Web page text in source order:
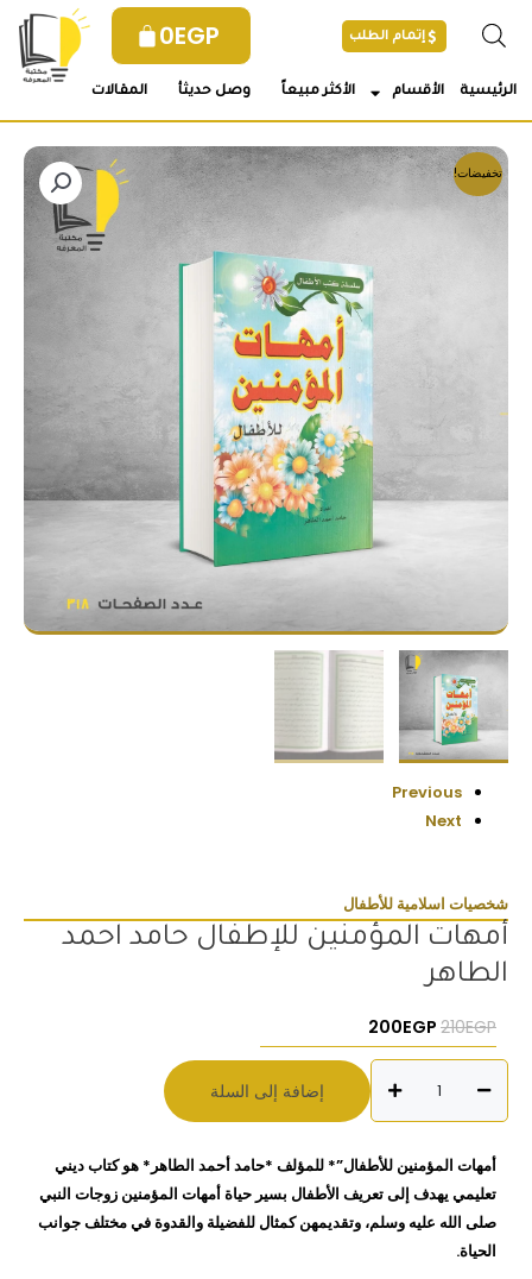
0EGP إتمام الطلب
الرئيسية الأقسام الأكثر مبيعاً وصل حديثأ المقالات
تخفيضات!
Previous
Next
شخصيات اسلامية للأطفال
أمهات المؤمنين للإطفال حامد احمد
الطاهر
210EGP السعر الأصلي هو: 210EGP.
200EGP
أمهات
المؤمنين
للإطفال
احمد
الطاهر
إضافة إلى السلة
أمهات المؤمنين للأطفال”* للمؤلف *حامد أحمد الطاهر* هو كتاب ديني
تعليمي يهدف إلى تعريف الأطفال بسير حياة أمهات المؤمنين زوجات النبي
صلى الله عليه وسلم، وتقديمهن كمثال للفضيلة والقدوة في مختلف جوانب
الحياة.